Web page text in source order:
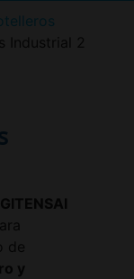
Industrial 2
de
y